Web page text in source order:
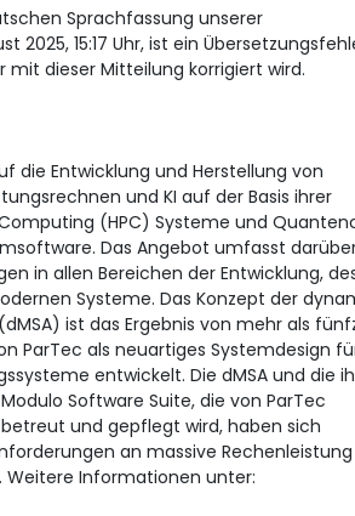
Sprachfassung unserer
15:17 Uhr, ist ein
dieser Mitteilung korrigiert wird.
die Entwicklung und Herstellung von
und KI auf der Basis ihrer
(HPC) Systeme und
Das Angebot umfasst
in allen Bereichen der Entwicklung,
Systeme. Das Konzept der
ist das Ergebnis von mehr als
ParTec als neuartiges Systemdesign
entwickelt. Die dMSA und die
Software Suite, die von ParTec
und gepflegt wird, haben sich
an massive
Weitere Informationen unter: